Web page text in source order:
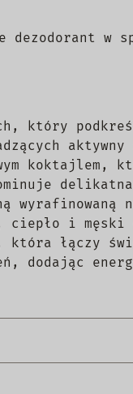
dezodorant w
który
koktajlem,
wyrafinowaną
ciepło i męski
która łączy
dodając